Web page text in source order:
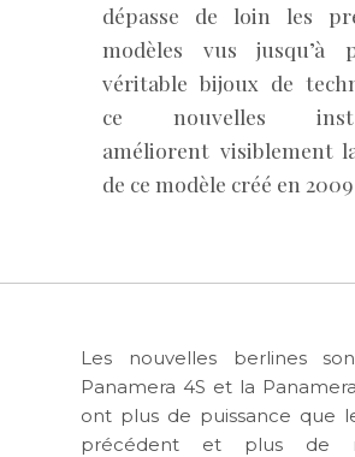
dépasse de loin les
modèles vus jusqu’à
véritable bijoux de
ce nouvelles
améliorent visiblement
de ce modèle créé en
Les nouvelles berlines
Panamera 4S et la
ont plus de puissance que
précédent et plus de